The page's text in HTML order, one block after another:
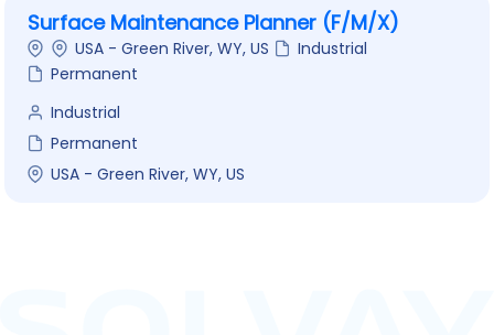
Surface Maintenance Planner (F/M/X)
USA - Green River, WY, US
Industrial
Permanent
USA - Green River, WY, US
Industrial
Permanent